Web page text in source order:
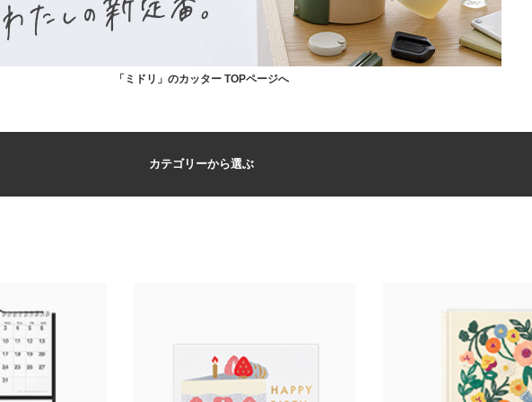
「ミドリ」のカッター TOPページへ
カテゴリーから選ぶ